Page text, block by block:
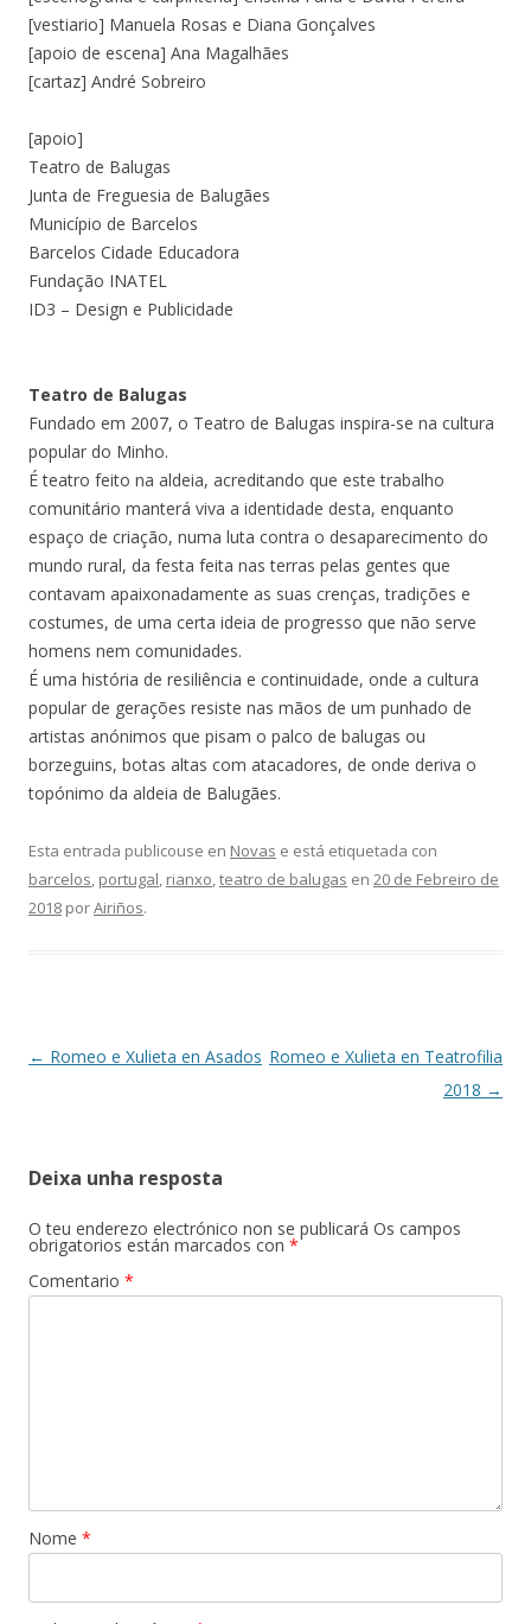
[vestiario] Manuela Rosas e Diana Gonçalves
[apoio de escena] Ana Magalhães
[cartaz] André Sobreiro
[apoio]
Teatro de Balugas
Junta de Freguesia de Balugães
Município de Barcelos
Barcelos Cidade Educadora
Fundação INATEL
ID3 – Design e Publicidade
Teatro de Balugas
Fundado em 2007, o Teatro de Balugas inspira-se na cultura
popular do Minho.
É teatro feito na aldeia, acreditando que este trabalho
comunitário manterá viva a identidade desta, enquanto
espaço de criação, numa luta contra o desaparecimento do
mundo rural, da festa feita nas terras pelas gentes que
contavam apaixonadamente as suas crenças, tradições e
costumes, de uma certa ideia de progresso que não serve
homens nem comunidades.
É uma história de resiliência e continuidade, onde a cultura
popular de gerações resiste nas mãos de um punhado de
artistas anónimos que pisam o palco de balugas ou
borzeguins, botas altas com atacadores, de onde deriva o
topónimo da aldeia de Balugães.
Esta entrada publicouse en Novas e está etiquetada con
barcelos, portugal, rianxo,teatro de balugas en 20 de Febreiro de
2018 porAiriños.
Navegación
← Romeo e Xulieta en Asados Romeo e Xulieta en Teatrofilia
2018 →
Deixa unha resposta
O teu enderezo electrónico non se publicará Os campos
obrigatorios están marcados con *
Comentario *
Nome *